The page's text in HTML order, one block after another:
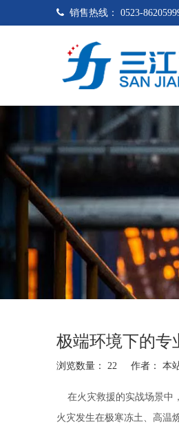
 销售热线： 0523-
极端环境下的专
浏览数量： 22 作者： 本
在火灾救援的实战场景中，
火灾发生在极寒冻土、高温